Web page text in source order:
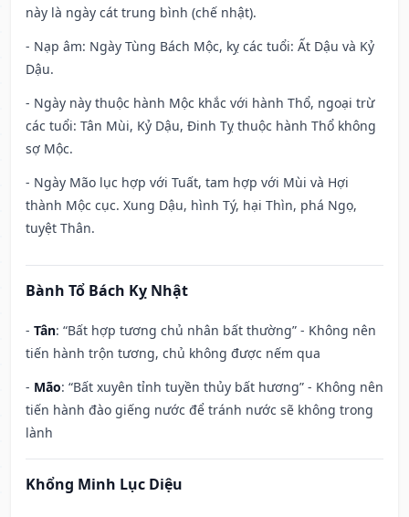
này là ngày cát trung bình (chế nhật).
- Nạp âm: Ngày Tùng Bách Mộc, kỵ các tuổi: Ất Dậu và Kỷ
Dậu.
- Ngày này thuộc hành Mộc khắc với hành Thổ, ngoại trừ
các tuổi: Tân Mùi, Kỷ Dậu, Đinh Tỵ thuộc hành Thổ không
sợ Mộc.
- Ngày Mão lục hợp với Tuất, tam hợp với Mùi và Hợi
thành Mộc cục. Xung Dậu, hình Tý, hại Thìn, phá Ngọ,
tuyệt Thân.
Bành Tổ Bách Kỵ Nhật
- Tân: “Bất hợp tương chủ nhân bất thường” - Không nên
tiến hành trộn tương, chủ không được nếm qua
- Mão: “Bất xuyên tỉnh tuyền thủy bất hương” - Không nên
tiến hành đào giếng nước để tránh nước sẽ không trong
lành
Khổng Minh Lục Diệu